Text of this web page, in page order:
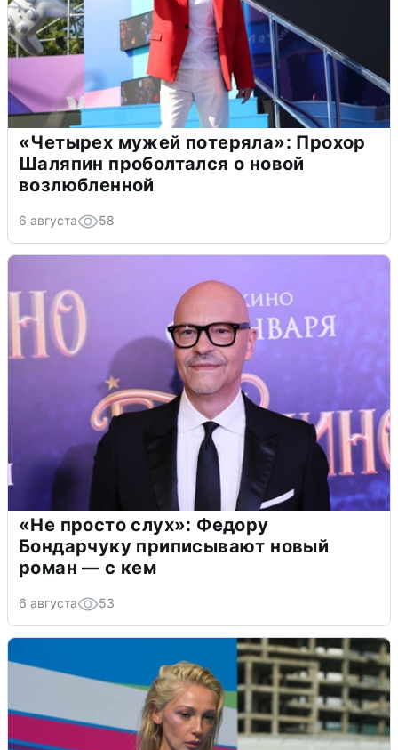
«Четырех мужей потеряла»: Прохор
Шаляпин проболтался о новой
возлюбленной
6 августа 58
«Не просто слух»: Федору
Бондарчуку приписывают новый
роман — с кем
6 августа 53